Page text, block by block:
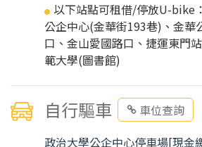
● 以下站點可租借/停放U-bike：
公企中心(金華街193巷)、金華
口、金山愛國路口、捷運東門
範大學(圖書館)
自行驅車
車位查詢
政治大學公企中心停車場[現金